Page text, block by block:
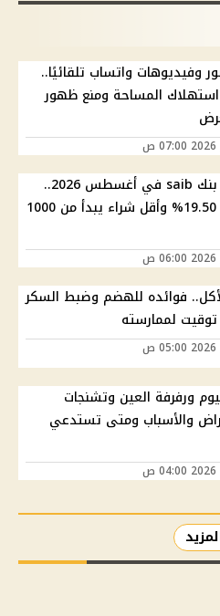
وفيديوهات واتساب تلقائيًا..
المساحة ومنع ظهور
شهادات ادخار بنك saib في أغسطس 2026..
عائد يصل إلى 19.50% وأقل شراء يبدأ من 1000
فوائده للهضم وضبط السكر
لممارسته
ورفرفة العين وتشنجات
والأسباب ومتى تستدعي